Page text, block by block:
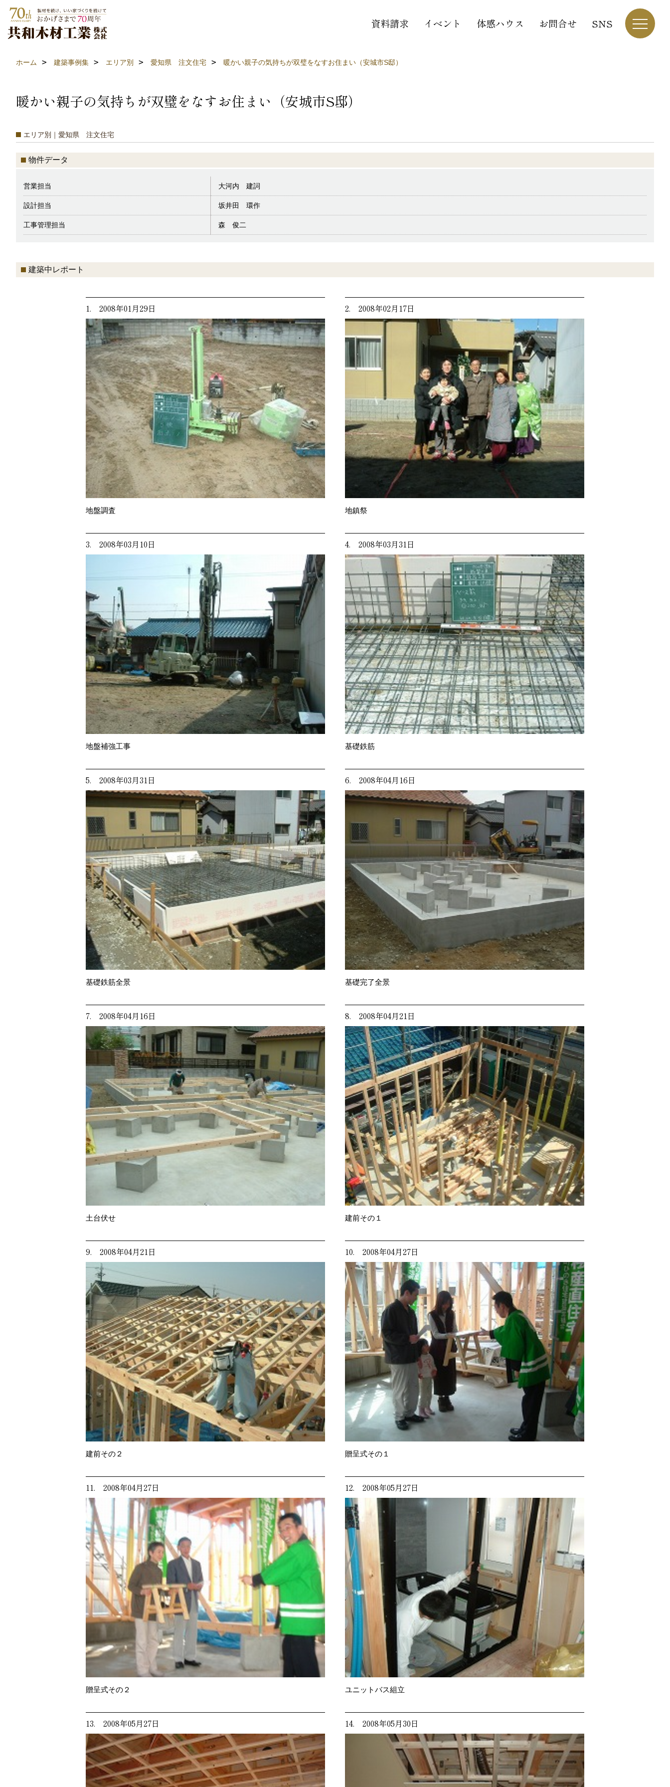
資料請求 イベント 体感ハウス お問合せ SNS
ホーム 建築事例集 エリア別 愛知県 注文住宅 暖かい親子の気持ちが双璧をなすお住まい（安城市S邸）
暖かい親子の気持ちが双璧をなすお住まい（安城市S邸）
エリア別｜愛知県 注文住宅
物件データ
営業担当 大河内 建詞
設計担当 坂井田 環作
工事管理担当 森 俊二
建築中レポート
1. 2008年01月29日
地盤調査
2. 2008年02月17日
地鎮祭
3. 2008年03月10日
地盤補強工事
4. 2008年03月31日
基礎鉄筋
5. 2008年03月31日
基礎鉄筋全景
6. 2008年04月16日
基礎完了全景
7. 2008年04月16日
土台伏せ
8. 2008年04月21日
建前その１
9. 2008年04月21日
建前その２
10. 2008年04月27日
贈呈式その１
11. 2008年04月27日
贈呈式その２
12. 2008年05月27日
ユニットバス組立
13. 2008年05月27日 14. 2008年05月30日